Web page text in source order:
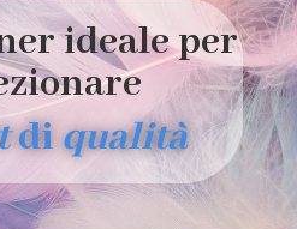
ideale per
diqualità